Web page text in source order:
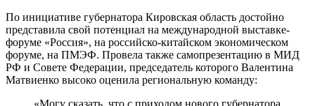
По инициативе губернатора Кировская область достойно
представила свой потенциал на международной выставке-
форуме «Россия», на российско-китайском экономическом
форуме, на ПМЭФ. Провела также самопрезентацию в МИД
РФ и Совете Федерации, председатель которого Валентина
Матвиенко высоко оценила региональную команду:
«Могу сказать, что с приходом нового губернатора